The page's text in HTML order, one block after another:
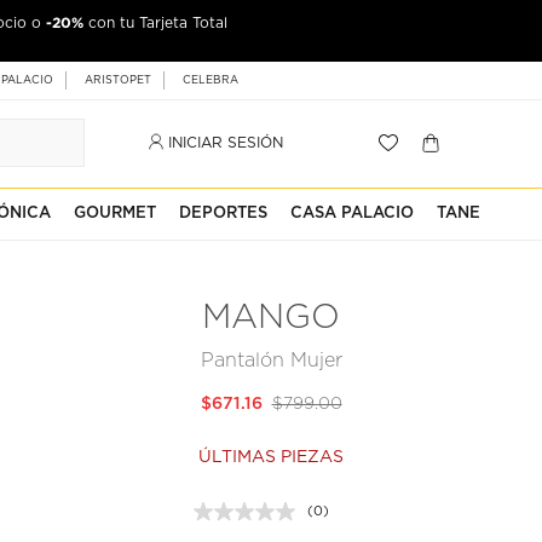
o -20% con tu Tarjeta Total
Palacio
ARISTOPET CELEBRA
INICIAR SESIÓN
GOURMET DEPORTES CASA PALACIO TANE
MANGO
Pantalón Mujer
$799.00
$671.16
ÚLTIMAS PIEZAS
Sin
(0)